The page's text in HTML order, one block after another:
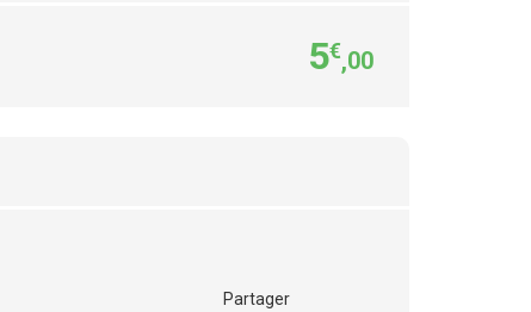
5€,00
Partager